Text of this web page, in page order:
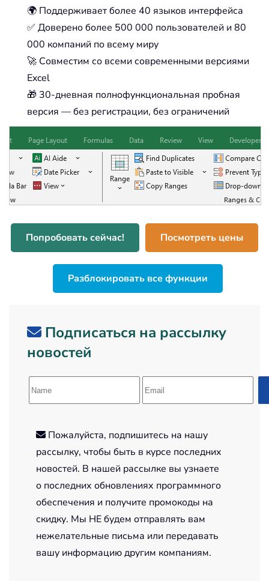
🌍 Поддерживает более 40 языков интерфейса
✅ Доверено более 500 000 пользователей и 80
000 компаний по всему миру
🚀 Совместим со всеми современными версиями
Excel
🎁 30-дневная полнофункциональная пробная
версия — без регистрации, без ограничений
Попробовать сейчас! Посмотреть цены
Разблокировать все функции
Подписаться на рассылку
новостей
Пожалуйста, подпишитесь на нашу
рассылку, чтобы быть в курсе последних
новостей. В нашей рассылке вы узнаете
о последних обновлениях программного
обеспечения и получите промокоды на
скидку. Мы НЕ будем отправлять вам
нежелательные письма или передавать
вашу информацию другим компаниям.